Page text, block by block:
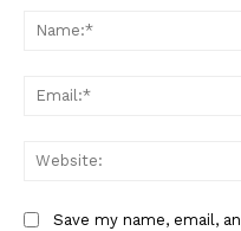
Save my name, email,